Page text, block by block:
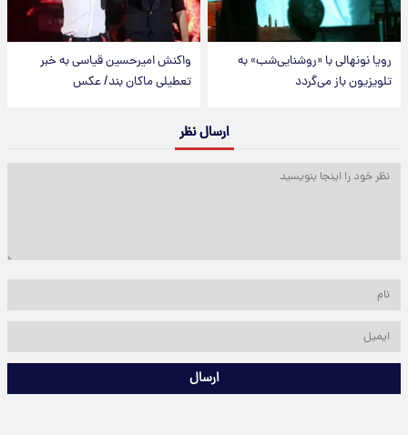
رویا نونهالی با «روشنایی‌شب» به
تلویزیون باز می‌گردد
واکنش امیرحسین قیاسی به خبر
تعطیلی ماکان بند/ عکس
ارسال نظر
ارسال